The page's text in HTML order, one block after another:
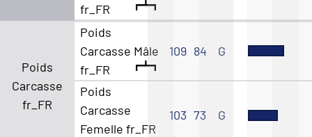
fr_FR
Poids
Carcasse
fr_FR
Poids
Carcasse Mâle
fr_FR
109 84 G
Poids
Carcasse
Femelle fr_FR
103 73 G